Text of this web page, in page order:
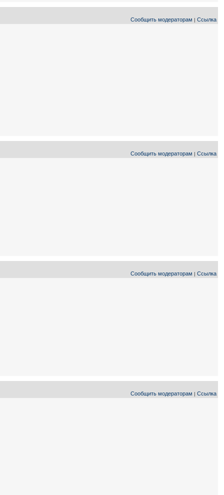
Сообщить модераторам | Ссылка
Сообщить модераторам | Ссылка
Сообщить модераторам | Ссылка
Сообщить модераторам | Ссылка